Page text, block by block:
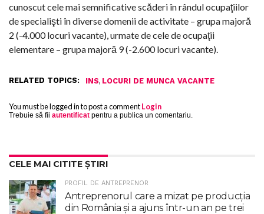
cunoscut cele mai semnificative scăderi în rândul ocupaţiilor
de specialişti în diverse domenii de activitate – grupa majoră
2 (-4.000 locuri vacante), urmate de cele de ocupaţii
elementare – grupa majoră 9 (-2.600 locuri vacante).
RELATED TOPICS: INS, LOCURI DE MUNCA VACANTE
You must be logged in to post a commentLogin
Trebuie să fii autentificat pentru a publica un comentariu.
CELE MAI CITITE ȘTIRI
PROFIL DE ANTREPRENOR
Antreprenorul care a mizat pe producția
din România și a ajuns într-un an pe trei